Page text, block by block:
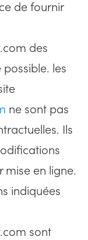
de fournir
des
les
ne sont pas
Ils
mise en ligne.
indiquées
sont